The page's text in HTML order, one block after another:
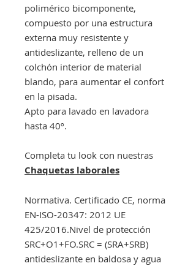
polimérico bicomponente,
compuesto por una estructura
externa muy resistente y
antideslizante, relleno de un
colchón interior de material
blando, para aumentar el confort
en la pisada.
Apto para lavado en lavadora
hasta 40º.
Completa tu look con nuestras
Chaquetas laborales
Normativa. Certificado CE, norma
EN-ISO-20347: 2012 UE
425/2016.Nivel de protección
SRC+O1+FO.SRC = (SRA+SRB)
antideslizante en baldosa y agua